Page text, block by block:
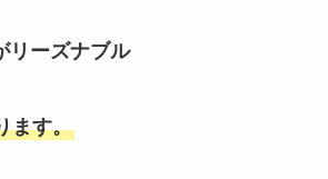
リーズナブル
ます。